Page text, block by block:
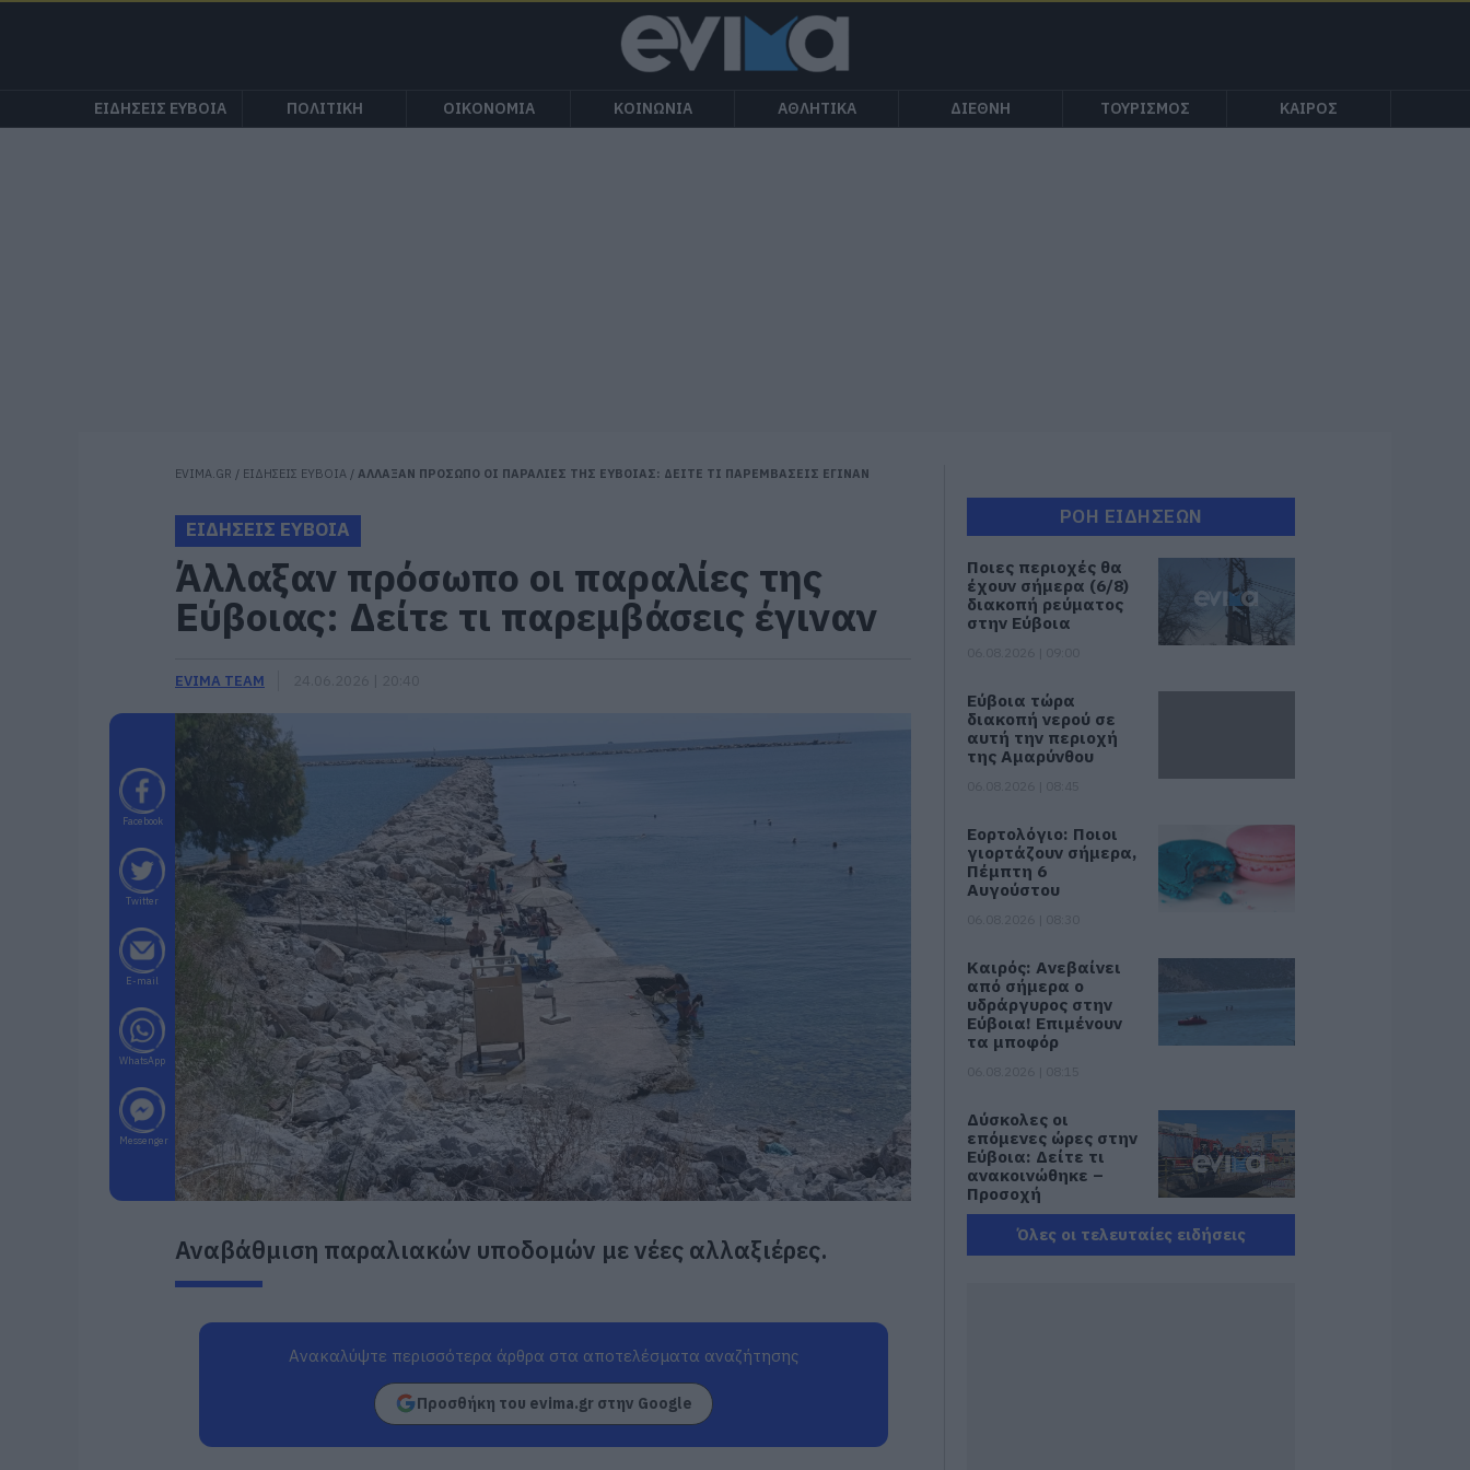
ΕΙΔΗΣΕΙΣ ΕΥΒΟΙΑ ΠΟΛΙΤΙΚΗ ΟΙΚΟΝΟΜΙΑ ΚΟΙΝΩΝΙΑ ΑΘΛΗΤΙΚΑ ΔΙΕΘΝΗ ΤΟΥΡΙΣΜΟΣ ΚΑΙΡΟΣ
EVIMA.GR / ΕΙΔΗΣΕΙΣ ΕΥΒΟΙΑ / ΑΛΛΑΞΑΝ ΠΡΟΣΩΠΟ ΟΙ ΠΑΡΑΛΙΕΣ ΤΗΣ ΕΥΒΟΙΑΣ: ΔΕΙΤΕ ΤΙ ΠΑΡΕΜΒΑΣΕΙΣ ΕΓΙΝΑΝ
ΕΙΔΗΣΕΙΣ ΕΥΒΟΙΑ
Άλλαξαν πρόσωπο οι παραλίες της
Εύβοιας: Δείτε τι παρεμβάσεις έγιναν
EVIMA TEAM
Facebook
Twitter
E-mail
WhatsApp
Messenger
Αναβάθμιση παραλιακών υποδομών με νέες αλλαξιέρες.
Ανακαλύψτε περισσότερα άρθρα στα αποτελέσματα αναζήτησης
Προσθήκη του evima.gr στην Google
ΡΟΗ ΕΙΔΗΣΕΩΝ
Ποιες περιοχές θα
έχουν σήμερα (6/8)
διακοπή ρεύματος
στην Εύβοια
Εύβοια τώρα
διακοπή νερού σε
αυτή την περιοχή
της Αμαρύνθου
Εορτολόγιο: Ποιοι
γιορτάζουν σήμερα,
Πέμπτη 6
Αυγούστου
Καιρός: Ανεβαίνει
από σήμερα ο
υδράργυρος στην
Εύβοια! Επιμένουν
τα μποφόρ
Δύσκολες οι
επόμενες ώρες στην
Εύβοια: Δείτε τι
ανακοινώθηκε –
Προσοχή
06.08.2026 | 08:00
Όλες οι τελευταίες ειδήσεις